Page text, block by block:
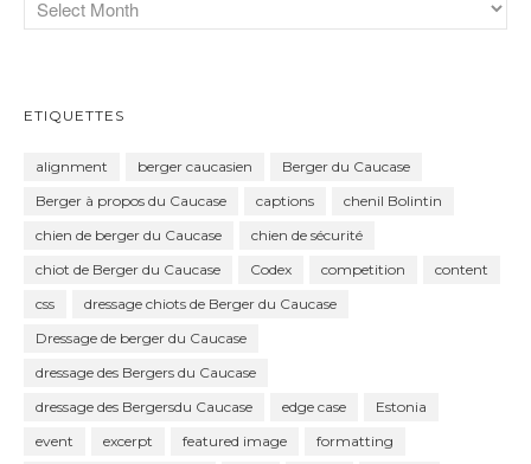
ETIQUETTES
alignment berger caucasien
Berger du Caucase
Berger à propos du Caucase
captions
chenil Bolintin
chien de berger du Caucase
chien de sécurité
chiot de Berger du Caucase
Codex competition
content
css
dressage chiots de Berger du Caucase
Dressage de berger du Caucase
dressage des Bergers du Caucase
dressage des Bergersdu Caucase
edge case
Estonia
event
excerpt featured image
formatting